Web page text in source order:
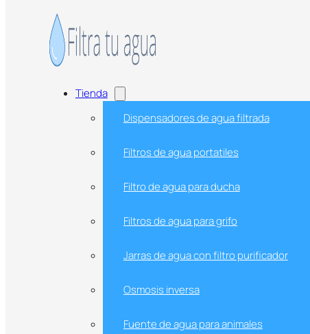
Saltar al contenido principal
Tienda
Dispensadores de agua filtrada
Filtros de agua portatiles
Filtro de agua para ducha
Filtros de agua para grifo
Jarras de agua con filtro purificador
Osmosis inversa
Fuente de agua para animales